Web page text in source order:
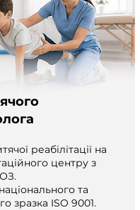
реабілітації на
центру з
та
зразка ISO 9001.